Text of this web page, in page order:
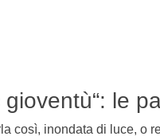
gioventù“: le
così, inondata di luce, o